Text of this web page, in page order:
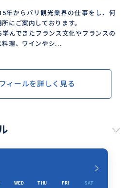
年からパリ観光業界の仕事をし、何
にご案内しております。
んできたフランス文化やフランスの
料理、ワインやシ...
ィールを詳しく見る
WED THU FRI SAT